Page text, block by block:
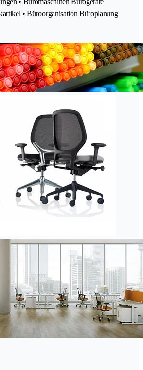
• Büromaschinen Bürogeräte
• Büroorganisation Büroplanung